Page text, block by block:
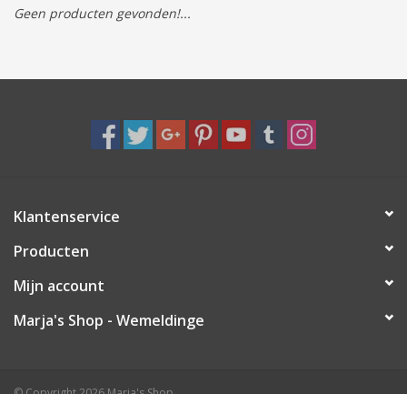
Tassen/Portemonnee
Boeken
Speelgoed & hobby
Cadeau & feest
Contact/Locatie
Geen producten gevonden!...
Klantenservice
Producten
Mijn account
Marja's Shop - Wemeldinge